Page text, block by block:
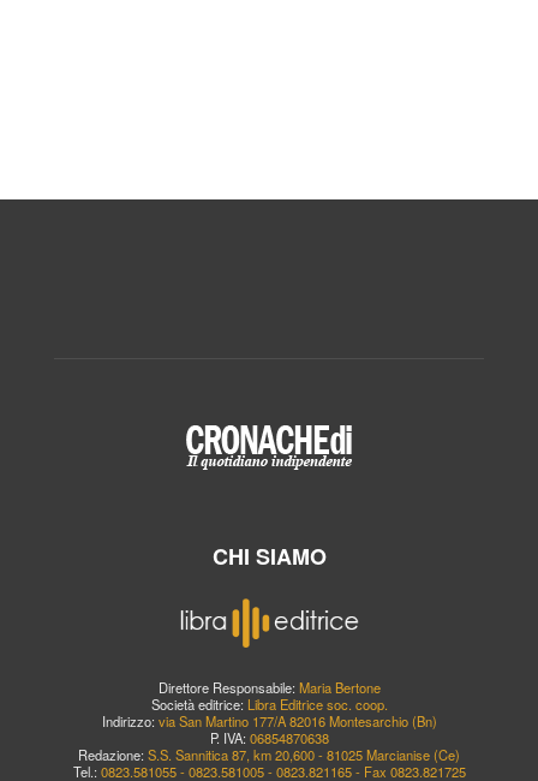
CHI SIAMO
Direttore Responsabile: Maria Bertone
Società editrice: Libra Editrice soc. coop.
Indirizzo: via San Martino 177/A 82016 Montesarchio (Bn)
P. IVA: 06854870638
Redazione: S.S. Sannitica 87, km 20,600 - 81025 Marcianise (Ce)
Tel.: 0823.581055 - 0823.581005 - 0823.821165 - Fax 0823.821725